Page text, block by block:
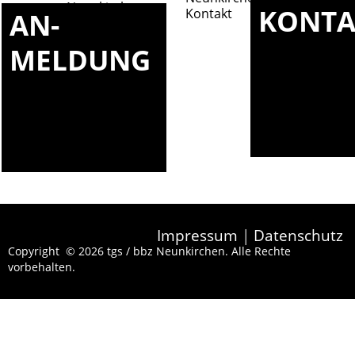
AN-
MELDUNG
Copyright © 2026 tgs / bbz Neunkirchen. Alle Rechte
vorbehalten.
Impressum | Datenschutz